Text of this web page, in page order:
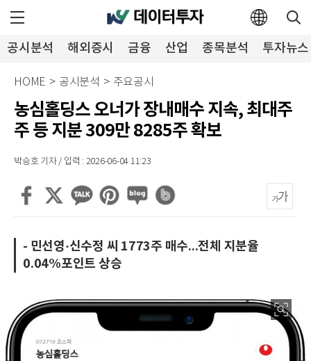
공시분석 해외증시 금융 산업 종목분석 투자뉴스
HOME > 공시분석 > 주요공시
농심홀딩스 오너가 장내매수 지속, 최대주
주 등 지분 309만 8285주 확보
박승호 기자 / 입력 : 2026-06-04 11:23
- 민선영·신수정 씨 1773주 매수...전체 지분율
0.04%포인트 상승